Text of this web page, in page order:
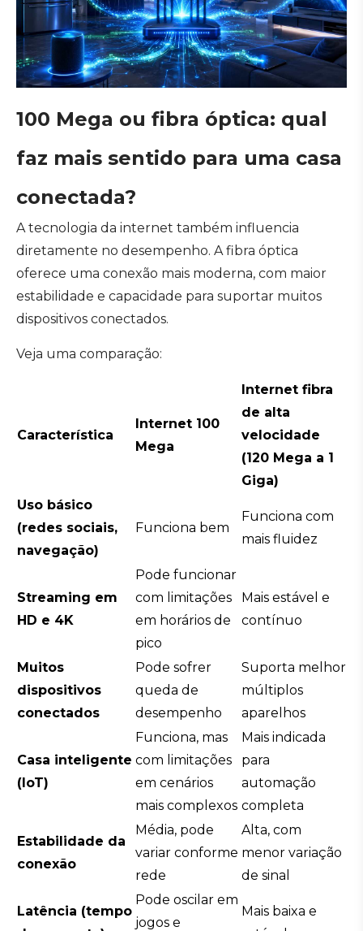
100 Mega ou fibra óptica: qual
faz mais sentido para uma casa
conectada?
A tecnologia da internet também influencia
diretamente no desempenho. A fibra óptica
oferece uma conexão mais moderna, com maior
estabilidade e capacidade para suportar muitos
dispositivos conectados.
Veja uma comparação:
Característica
Internet 100
Mega
Internet fibra
de alta
velocidade
(120 Mega a 1
Giga)
Uso básico
(redes sociais,
navegação)
Funciona bem
Funciona com
mais fluidez
Streaming em
HD e 4K
Pode funcionar
com limitações
em horários de
pico
Mais estável e
contínuo
Muitos
dispositivos
conectados
Pode sofrer
queda de
desempenho
Suporta melhor
múltiplos
aparelhos
Casa inteligente
(IoT)
Funciona, mas
com limitações
em cenários
mais complexos
Mais indicada
para
automação
completa
Estabilidade da
conexão
Média, pode
variar conforme
rede
Alta, com
menor variação
de sinal
Latência (tempo
Pode oscilar em
jogos e
Mais baixa e